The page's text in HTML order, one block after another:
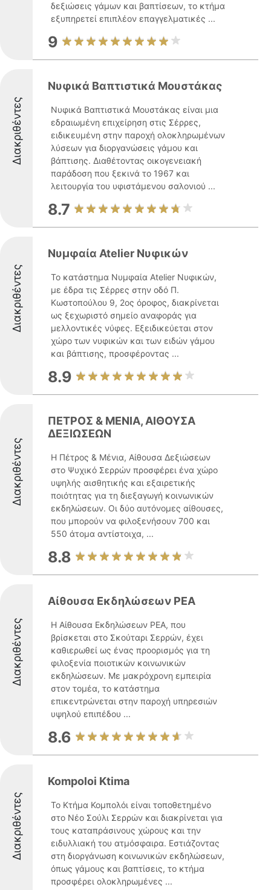
δεξιώσεις γάμων και βαπτίσεων, το κτήμα
εξυπηρετεί επιπλέον επαγγελματικές ...
9
Διακριθέντες
Νυφικά Βαπτιστικά Μουστάκας
Νυφικά Βαπτιστικά Μουστάκας είναι μια
εδραιωμένη επιχείρηση στις Σέρρες,
ειδικευμένη στην παροχή ολοκληρωμένων
λύσεων για διοργανώσεις γάμου και
βάπτισης. Διαθέτοντας οικογενειακή
παράδοση που ξεκινά το 1967 και
λειτουργία του υφιστάμενου σαλονιού ...
8.7
Διακριθέντες
Νυμφαία Atelier Νυφικών
Το κατάστημα Νυμφαία Atelier Νυφικών,
με έδρα τις Σέρρες στην οδό Π.
Κωστοπούλου 9, 2ος όροφος, διακρίνεται
ως ξεχωριστό σημείο αναφοράς για
μελλοντικές νύφες. Εξειδικεύεται στον
χώρο των νυφικών και των ειδών γάμου
και βάπτισης, προσφέροντας ...
8.9
Διακριθέντες
ΠΕΤΡΟΣ & ΜΕΝΙΑ, ΑΙΘΟΥΣΑ
ΔΕΞΙΩΣΕΩΝ
Η Πέτρος & Μένια, Αίθουσα Δεξιώσεων
στο Ψυχικό Σερρών προσφέρει ένα χώρο
υψηλής αισθητικής και εξαιρετικής
ποιότητας για τη διεξαγωγή κοινωνικών
εκδηλώσεων. Οι δύο αυτόνομες αίθουσες,
που μπορούν να φιλοξενήσουν 700 και
550 άτομα αντίστοιχα, ...
8.8
Διακριθέντες
Αίθουσα Εκδηλώσεων ΡΕΑ
Η Αίθουσα Εκδηλώσεων ΡΕΑ, που
βρίσκεται στο Σκούταρι Σερρών, έχει
καθιερωθεί ως ένας προορισμός για τη
φιλοξενία ποιοτικών κοινωνικών
εκδηλώσεων. Με μακρόχρονη εμπειρία
στον τομέα, το κατάστημα
επικεντρώνεται στην παροχή υπηρεσιών
υψηλού επιπέδου ...
8.6
Διακριθέντες
Kompoloi Ktima
Το Κτήμα Κομπολόι είναι τοποθετημένο
στο Νέο Σούλι Σερρών και διακρίνεται για
τους καταπράσινους χώρους και την
ειδυλλιακή του ατμόσφαιρα. Εστιάζοντας
στη διοργάνωση κοινωνικών εκδηλώσεων,
όπως γάμους και βαπτίσεις, το κτήμα
προσφέρει ολοκληρωμένες ...